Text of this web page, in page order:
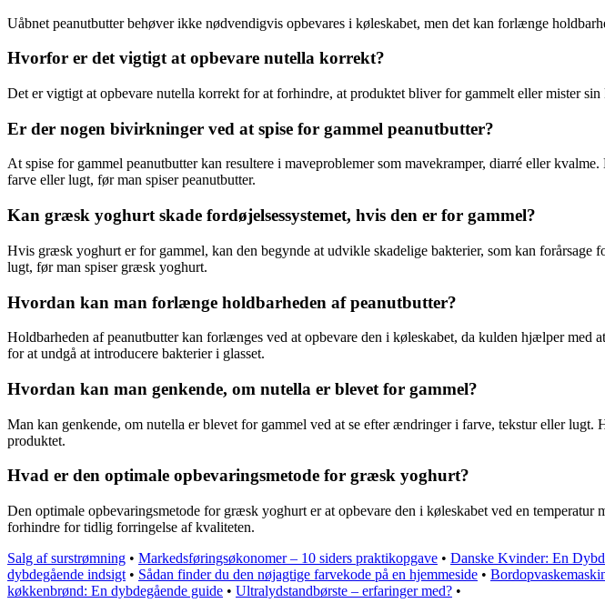
Uåbnet peanutbutter behøver ikke nødvendigvis opbevares i køleskabet, men det kan forlænge
Hvorfor er det vigtigt at opbevare nutella korrekt?
Det er vigtigt at opbevare nutella korrekt for at forhindre, at produktet bliver for gammelt eller mister
Er der nogen bivirkninger ved at spise for gammel peanutbutter?
At spise for gammel peanutbutter kan resultere i maveproblemer som mavekramper, diarré eller
farve eller lugt, før man spiser peanutbutter.
Kan græsk yoghurt skade fordøjelsessystemet, hvis den er for gammel?
Hvis græsk yoghurt er for gammel, kan den begynde at udvikle skadelige bakterier, som kan
lugt, før man spiser græsk yoghurt.
Hvordan kan man forlænge holdbarheden af peanutbutter?
Holdbarheden af peanutbutter kan forlænges ved at opbevare den i køleskabet, da kulden hjælper
for at undgå at introducere bakterier i glasset.
Hvordan kan man genkende, om nutella er blevet for gammel?
Man kan genkende, om nutella er blevet for gammel ved at se efter ændringer i farve, tekstur eller
produktet.
Hvad er den optimale opbevaringsmetode for græsk yoghurt?
Den optimale opbevaringsmetode for græsk yoghurt er at opbevare den i køleskabet ved en
forhindre for tidlig forringelse af kvaliteten.
Salg af surstrømning • Markedsføringsøkonomer – 10 siders praktikopgave • Danske Kvinder: En
dybdegående indsigt • Sådan finder du den nøjagtige farvekode på en hjemmeside •
køkkenbrønd: En dybdegående guide • Ultralydstandbørste – erfaringer med? •